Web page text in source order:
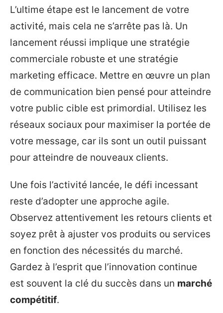
L’ultime étape est le lancement de votre
activité, mais cela ne s’arrête pas là. Un
lancement réussi implique une stratégie
commerciale robuste et une stratégie
marketing efficace. Mettre en œuvre un plan
de communication bien pensé pour atteindre
votre public cible est primordial. Utilisez les
réseaux sociaux pour maximiser la portée de
votre message, car ils sont un outil puissant
pour atteindre de nouveaux clients.
Une fois l’activité lancée, le défi incessant
reste d’adopter une approche agile.
Observez attentivement les retours clients et
soyez prêt à ajuster vos produits ou services
en fonction des nécessités du marché.
Gardez à l’esprit que l’innovation continue
est souvent la clé du succès dans un marché
compétitif.